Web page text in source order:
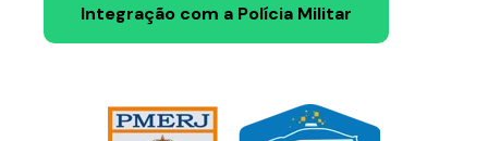
Integração com a Polícia Militar